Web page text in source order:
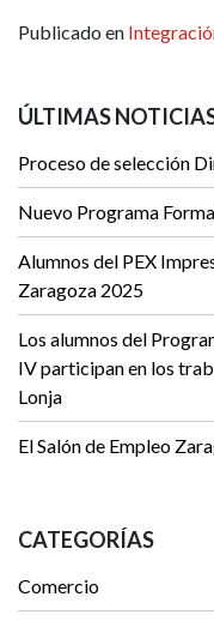
Publicado en
ÚLTIMAS
Proceso de selección
Nuevo Programa
Alumnos del PEX
Zaragoza 2025
Los alumnos del
IV participan en los
Lonja
El Salón de Empleo
CATEGORÍAS
Comercio